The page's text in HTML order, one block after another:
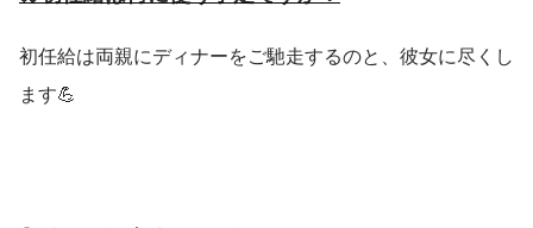
初任給は両親にディナーをご馳走するのと、彼女に尽くし
ます💪